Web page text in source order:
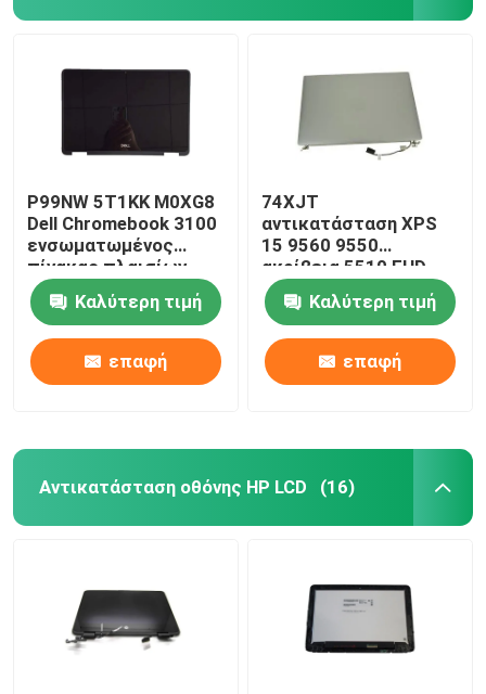
P99NW 5T1KK M0XG8
Dell Chromebook 3100
ενσωματωμένος
πίνακας πλαισίων
συνελεύσεων W αφής
Καλύτερη τιμή
επαφή
74XJT
αντικατάσταση XPS
15 9560 9550
ακρίβεια 5510 FHD
οθόνης της Dell LCD
Καλύτερη τιμή
επαφή
Αντικατάσταση οθόνης HP LCD (16)